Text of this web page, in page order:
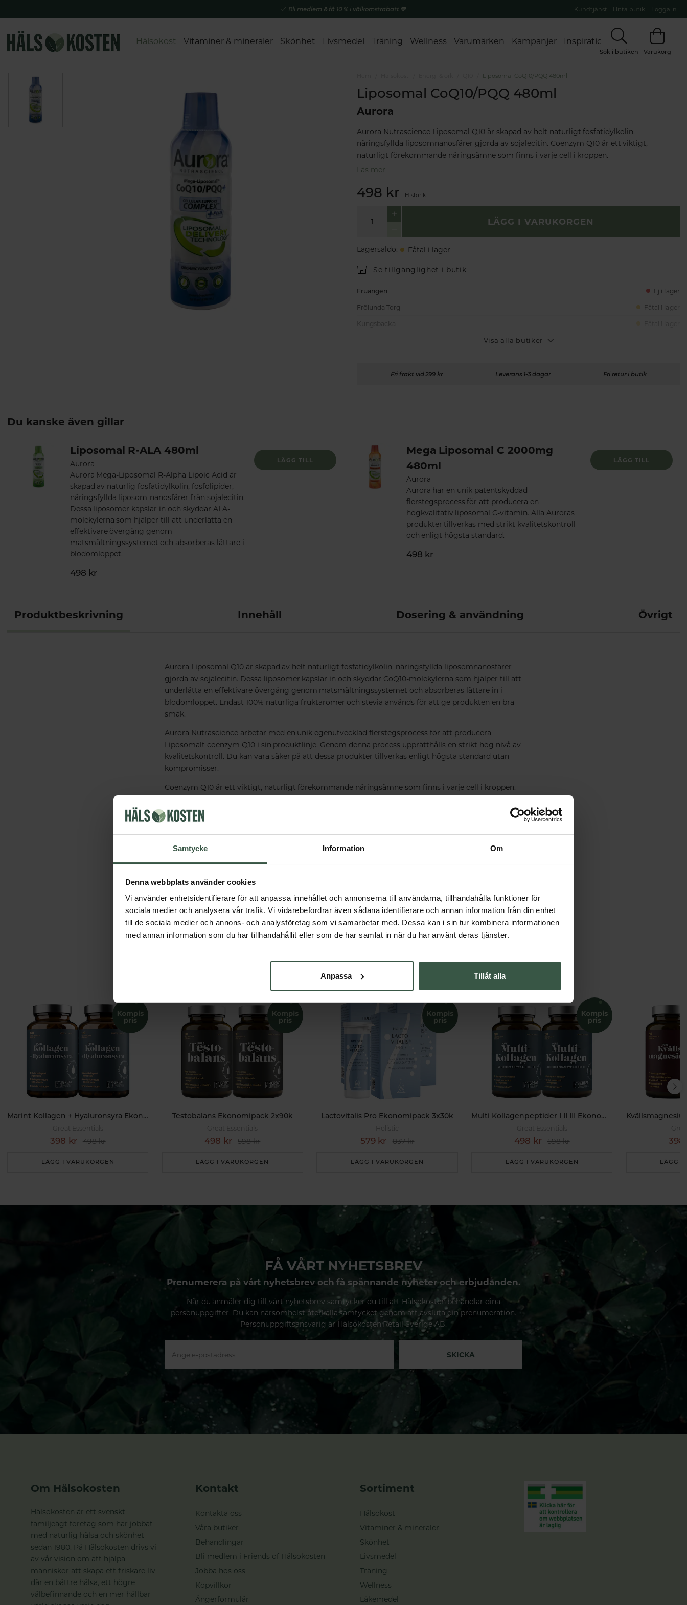
Samtycke Information Om
Denna webbplats använder cookies
Vi använder enhetsidentifierare för att anpassa innehållet och annonserna till användarna, tillhandahålla funktioner för
sociala medier och analysera vår trafik. Vi vidarebefordrar även sådana identifierare och annan information från din enhet
till de sociala medier och annons- och analysföretag som vi samarbetar med. Dessa kan i sin tur kombinera informationen
med annan information som du har tillhandahållit eller som de har samlat in när du har använt deras tjänster.
Anpassa Tillåt alla
Bli medlem & få 10 % i välkomstrabatt 💚 Kundtjänst Hitta butik Logga in
Hälsokost Vitaminer & mineraler Skönhet Livsmedel Träning Wellness Varumärken Kampanjer Inspiration
Sök i butiken Varukorg
Liposomal CoQ10/PQQ 480ml
Liposomal CoQ10/PQQ 480ml
Aurora
Aurora Nutrascience Liposomal Q10 är skapad av helt naturligt fosfatidylkolin,
näringsfyllda liposomnanosfärer gjorda av sojalecitin. Coenzym Q10 är ett viktigt,
naturligt förekommande näringsämne som finns i varje cell i kroppen.
Läs mer
498 kr Historik
LÄGG I VARUKORGEN
Lagersaldo: Fåtal i lager
Se tillgänglighet i butik
Fruängen Ej i lager
Frölunda Torg Fåtal i lager
Visa alla butiker
Fri frakt vid 299 kr Leverans 1-3 dagar Fri retur i butik
Du kanske även gillar
Liposomal R-ALA 480ml
Aurora
Aurora Mega-Liposomal R-Alpha Lipoic Acid är
skapad av naturlig fosfatidylkolin, fosfolipider,
näringsfyllda liposom-nanosfärer från sojalecitin.
Dessa liposomer kapslar in och skyddar ALA-
molekylerna som hjälper till att underlätta en
effektivare övergång genom
matsmältningssystemet och absorberas lättare i
blodomloppet.
498 kr
LÄGG TILL
Mega Liposomal C 2000mg
480ml
Aurora
Aurora har en unik patentskyddad
flerstegsprocess för att producera en
högkvalitativ liposomal C-vitamin. Alla Auroras
produkter tillverkas med strikt kvalitetskontroll
och enligt högsta standard.
498 kr
LÄGG TILL
Produktbeskrivning Innehåll Dosering & användning Övrigt
Aurora Liposomal Q10 är skapad av helt naturligt fosfatidylkolin, näringsfyllda liposomnanosfärer
gjorda av sojalecitin. Dessa liposomer kapslar in och skyddar CoQ10-molekylerna som hjälper till att
underlätta en effektivare övergång genom matsmältningssystemet och absorberas lättare in i
blodomloppet. Endast 100% naturliga fruktaromer och stevia används för att ge produkten en bra
smak.
Aurora Nutrascience arbetar med en unik egenutvecklad flerstegsprocess för att producera
Liposomalt coenzym Q10 i sin produktlinje. Genom denna process upprätthålls en strikt hög nivå av
kvalitetskontroll. Du kan vara säker på att dessa produkter tillverkas enligt högsta standard utan
kompromisser.
Coenzym Q10 är ett viktigt, naturligt förekommande näringsämne som finns i varje cell i kroppen.
vitamin E och vitamin K.
Ekologisk Nej
Tillverkningsland
Andra köpte också
Marint Kollagen + Hyaluronsyra Ekonomipack 2x120k
Great Essentials
398 kr 498 kr
LÄGG I VARUKORGEN
Testobalans Ekonomipack 2x90k
Great Essentials
498 kr 598 kr
LÄGG I VARUKORGEN
Lactovitalis Pro Ekonomipack 3x30k
579 kr 837 kr
LÄGG I VARUKORGEN
Multi Kollagenpeptider I II III Ekonomipack 2x120k
Great Essentials
498 kr 598 kr
LÄGG I VARUKORGEN
398
LÄGG I
FÅ VÅRT NYHETSBREV
Prenumerera på vårt nyhetsbrev och få spännande nyheter och erbjudanden.
När du anmäler dig till vårt nyhetsbrev samtycker du till att Hälsokosten behandlar dina
personuppgifter. Du kan närsomhelst återkalla samtycket genom att avsluta din prenumeration.
Personuppgiftsansvarig är Hälsokosten Retail Sverige AB.
SKICKA
Om Hälsokosten
Hälsokosten är ett svenskt
familjeägt företag som har jobbat
med naturlig hälsa och skönhet
sedan 1980. På Hälsokosten drivs vi
av vår vision om att hjälpa
människor att skapa ett friskare liv
där en bättre hälsa, ett högre
välbefinnande och en mer hållbar
Kontakt
Kontakta oss
Våra butiker
Behandlingar
Bli medlem i Friends of Hälsokosten
Jobba hos oss
Köpvillkor
Ångerformulär
Sortiment
Hälsokost
Vitaminer & mineraler
Skönhet
Livsmedel
Träning
Wellness
Läkemedel